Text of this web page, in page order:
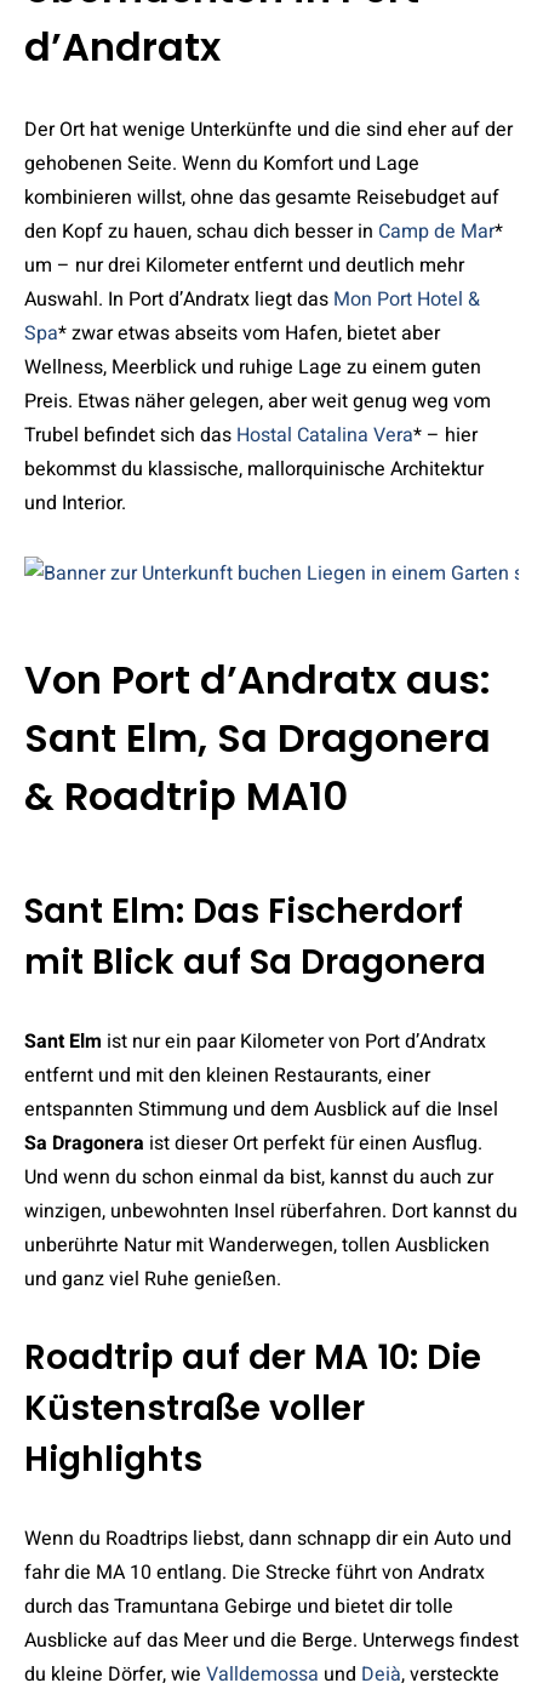
d’Andratx
Der Ort hat wenige Unterkünfte und die sind eher auf der
gehobenen Seite. Wenn du Komfort und Lage
kombinieren willst, ohne das gesamte Reisebudget auf
den Kopf zu hauen, schau dich besser in Camp de Mar*
um – nur drei Kilometer entfernt und deutlich mehr
Auswahl. In Port d’Andratx liegt das Mon Port Hotel &
Spa* zwar etwas abseits vom Hafen, bietet aber
Wellness, Meerblick und ruhige Lage zu einem guten
Preis. Etwas näher gelegen, aber weit genug weg vom
Trubel befindet sich das Hostal Catalina Vera* – hier
bekommst du klassische, mallorquinische Architektur
und Interior.
Von Port d’Andratx aus:
Sant Elm, Sa Dragonera
& Roadtrip MA10
Sant Elm: Das Fischerdorf
mit Blick auf Sa Dragonera
Sant Elm ist nur ein paar Kilometer von Port d’Andratx
entfernt und mit den kleinen Restaurants, einer
entspannten Stimmung und dem Ausblick auf die Insel
Sa Dragonera ist dieser Ort perfekt für einen Ausflug.
Und wenn du schon einmal da bist, kannst du auch zur
winzigen, unbewohnten Insel rüberfahren. Dort kannst du
unberührte Natur mit Wanderwegen, tollen Ausblicken
und ganz viel Ruhe genießen.
Roadtrip auf der MA 10: Die
Küstenstraße voller
Highlights
Wenn du Roadtrips liebst, dann schnapp dir ein Auto und
fahr die MA 10 entlang. Die Strecke führt von Andratx
durch das Tramuntana Gebirge und bietet dir tolle
Ausblicke auf das Meer und die Berge. Unterwegs findest
du kleine Dörfer, wie Valldemossa und Deià, versteckte